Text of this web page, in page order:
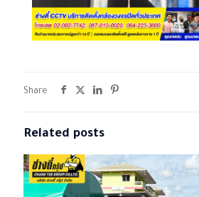
Share
Related posts